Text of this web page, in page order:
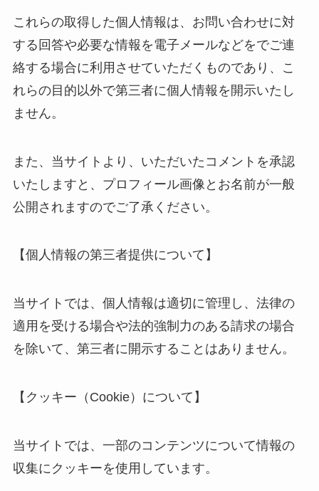
これらの取得した個人情報は、お問い合わせに対
する回答や必要な情報を電子メールなどをでご連
絡する場合に利用させていただくものであり、こ
れらの目的以外で第三者に個人情報を開示いたし
ません。
また、当サイトより、いただいたコメントを承認
いたしますと、プロフィール画像とお名前が一般
公開されますのでご了承ください。
【個人情報の第三者提供について】
当サイトでは、個人情報は適切に管理し、法律の
適用を受ける場合や法的強制力のある請求の場合
を除いて、第三者に開示することはありません。
【クッキー（Cookie）について】
当サイトでは、一部のコンテンツについて情報の
収集にクッキーを使用しています。